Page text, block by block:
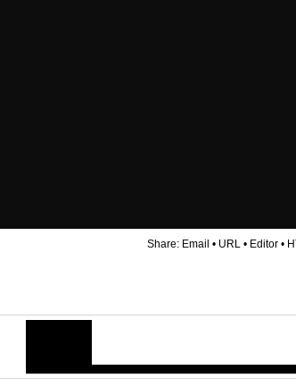
Share: Email • URL • Editor •